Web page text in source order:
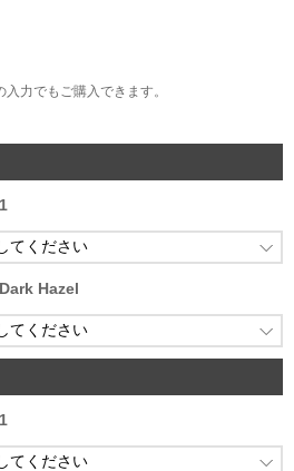
力でもご購入できます。
Hazel